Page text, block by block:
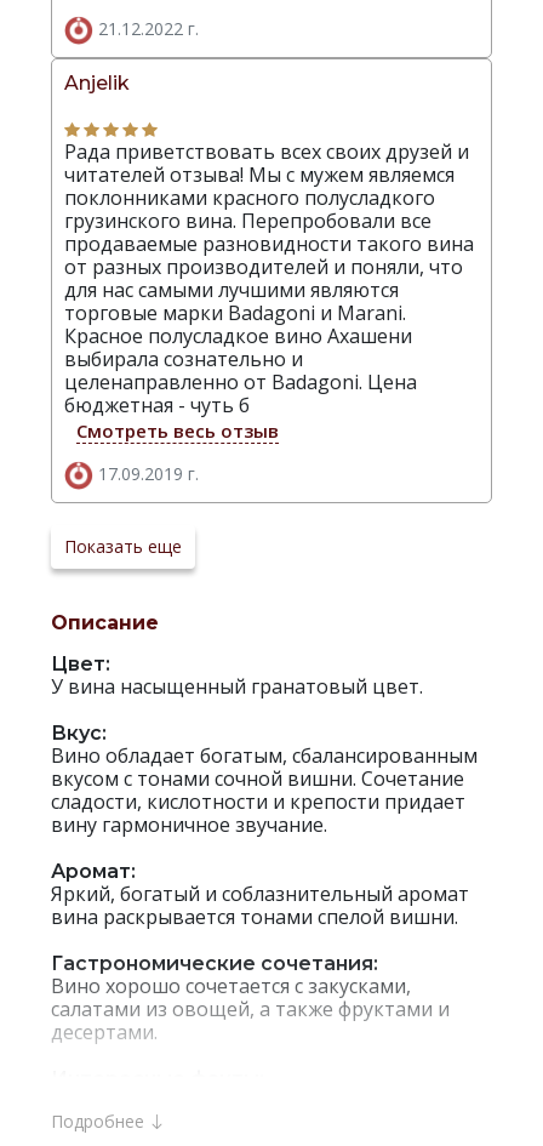
21.12.2022 г.
Anjelik
Рада приветствовать всех своих друзей и
читателей отзыва! Мы с мужем являемся
поклонниками красного полусладкого
грузинского вина. Перепробовали все
продаваемые разновидности такого вина
от разных производителей и поняли, что
для нас самыми лучшими являются
торговые марки Badagoni и Marani.
Красное полусладкое вино Ахашени
выбирала сознательно и
целенаправленно от Badagoni. Цена
бюджетная - чуть б
Смотреть весь отзыв
17.09.2019 г.
Показать еще
Описание
Цвет:
У вина насыщенный гранатовый цвет.
Вкус:
Вино обладает богатым, сбалансированным
вкусом с тонами сочной вишни. Сочетание
сладости, кислотности и крепости придает
вину гармоничное звучание.
Аромат:
Яркий, богатый и соблазнительный аромат
вина раскрывается тонами спелой вишни.
Гастрономические сочетания:
Вино хорошо сочетается с закусками,
салатами из овощей, а также фруктами и
десертами.
вино, виноград сорта Саперави для которого
Подробнее